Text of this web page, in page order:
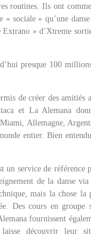
routines. Ils ont
« sociale » qu’une
» d’Xtreme
presque 100
de créer des amitiés
et La Alemana
Allemagne,
entier. Bien
un service de référence
de la danse via
mais la chose la
Des cours en groupe
fournissent
découvrir leur